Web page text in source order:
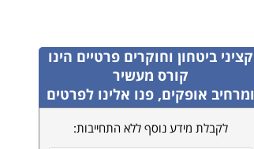
קציני ביטחון וחוקרים פרטיים הינו
קורס מעשיר
ומרחיב אופקים, פנו אלינו לפרטים
לקבלת מידע נוסף ללא התחייבות: